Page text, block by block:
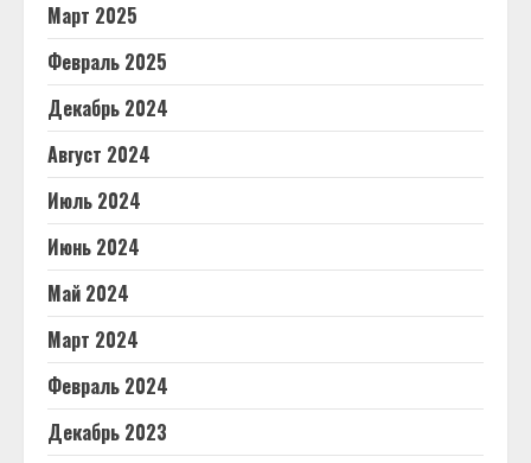
Март 2025
Февраль 2025
Декабрь 2024
Август 2024
Июль 2024
Июнь 2024
Май 2024
Март 2024
Февраль 2024
Декабрь 2023